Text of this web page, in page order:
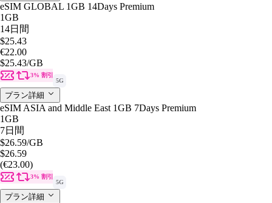
eSIM GLOBAL 1GB 14Days Premium
1GB
14日間
$25.43
€22.00
$25.43/GB
3% 割引
5G
プラン詳細
eSIM ASIA and Middle East 1GB 7Days Premium
1GB
7日間
$26.59/GB
$26.59
(€23.00)
3% 割引
5G
プラン詳細